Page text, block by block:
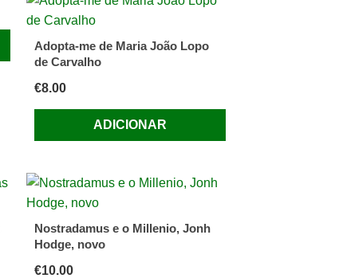
Adopta-me de Maria João Lopo
de Carvalho
€8.00
ADICIONAR
Nostradamus e o Millenio, Jonh
Hodge, novo
€10.00